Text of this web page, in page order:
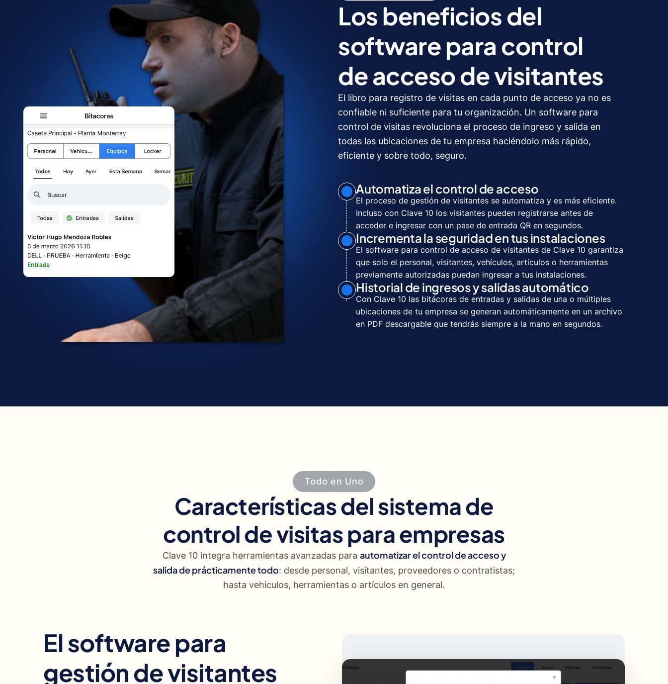
Los beneficios del
software para control
de acceso de visitantes
El libro para registro de visitas en cada punto de acceso ya no es
confiable ni suficiente para tu organización. Un software para
control de visitas revoluciona el proceso de ingreso y salida en
todas las ubicaciones de tu empresa haciéndolo más rápido,
eficiente y sobre todo, seguro.
Automatiza el control de acceso
El proceso de gestión de visitantes se automatiza y es más eficiente.
Incluso con Clave 10 los visitantes pueden registrarse antes de
acceder e ingresar con un pase de entrada QR en segundos.
Incrementa la seguridad en tus instalaciones
El software para control de acceso de visitantes de Clave 10 garantiza
que solo el personal, visitantes, vehículos, artículos o herramientas
previamente autorizadas puedan ingresar a tus instalaciones.
Historial de ingresos y salidas automático
Con Clave 10 las bitácoras de entradas y salidas de una o múltiples
ubicaciones de tu empresa se generan automáticamente en un archivo
en PDF descargable que tendrás siempre a la mano en segundos.
Todo en Uno
Características del sistema de
control de visitas para empresas
Clave 10 integra herramientas avanzadas para automatizar el control de acceso y
salida de prácticamente todo: desde personal, visitantes, proveedores o contratistas;
hasta vehículos, herramientas o artículos en general.
El software para
gestión de visitantes